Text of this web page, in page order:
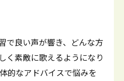
で良い声が響き、どんな方
く素敵に歌えるようになり
的なアドバイスで悩みを